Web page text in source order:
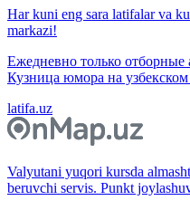
Har kuni eng sara latifalar va
markazi!
Ежедневно только
Кузница юмора на
latifa.uz
Valyutani yuqori kursda
beruvchi servis. Punkt